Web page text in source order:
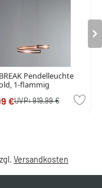
Pendelleuchte
1-flammig
€UVP:919,99 €
Versandkosten